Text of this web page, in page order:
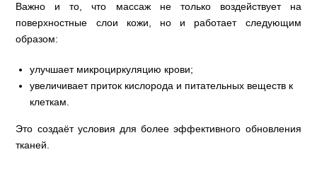
Важно и то, что массаж не только воздействует на
поверхностные слои кожи, но и работает следующим
образом:
улучшает микроциркуляцию крови;
увеличивает приток кислорода и питательных веществ к
клеткам.
Это создаёт условия для более эффективного обновления
тканей.